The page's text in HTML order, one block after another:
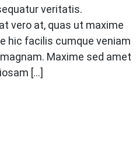
veritatis.
vero at, quas ut maxime
hic facilis cumque veniam
Maxime sed amet
[…]